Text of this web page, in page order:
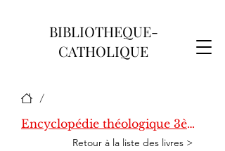
BIBLIOTHEQUE-
CATHOLIQUE
/
Encyclopédie théologique 3ème série
Retour à la liste des livres >